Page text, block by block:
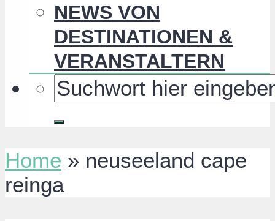
NEWS VON
DESTINATIONEN &
VERANSTALTERN
Home » neuseeland cape
reinga